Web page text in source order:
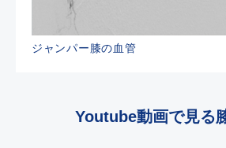
ジャンパー膝の血管
Youtube動画で見る